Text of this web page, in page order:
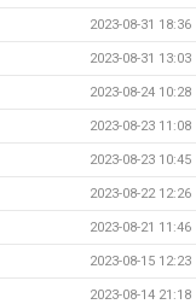
2023-08-31 18:36
2023-08-31 13:03
2023-08-24 10:28
2023-08-23 11:08
2023-08-23 10:45
2023-08-22 12:26
2023-08-21 11:46
2023-08-15 12:23
2023-08-14 21:18